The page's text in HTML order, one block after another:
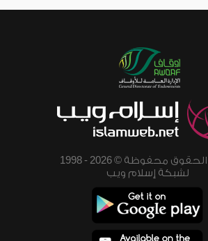
جميع الحقوق محفوظة © 2026 - 1998
لشبكة إسلام ويب